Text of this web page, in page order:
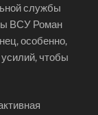
службы
ВСУ Роман
особенно,
чтобы